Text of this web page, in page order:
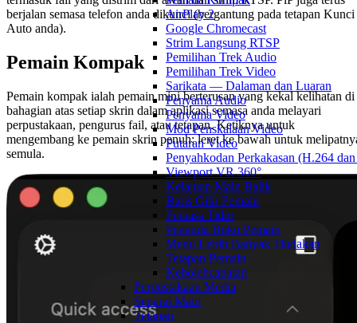
AirPlay 2
Google Chromecast
Strim Langsung RTSP
Pemilihan Trek Audio
Pemilihan Trek Video
Sarikata — Dalaman dan Luaran
Penyama Audio
Penyama Video
Mod Penskalaan Video
Putaran Video
Penyahkodan Perkakasan (H.264
Viewport VR 360°
Kelajuan Main Balik
Baris Gilir Pemain
Pemasa Tidur
Penanda Buku Pemain
Menu Lebih Banyak Tindakan
Tetapan Pemain
Kebolehcapaian
Perpustakaan Media
Senarai Main
Tetapan
berjalan semasa telefon anda dikunci (bergantung pada tetapan Kunci
Auto anda).
Pemain Kompak
Pemain kompak ialah pemain mini berterusan yang kekal kelihatan di
bahagian atas setiap skrin dalam aplikasi semasa anda melayari
perpustakaan, pengurus fail, atau tetapan. Ketiknya untuk
mengembang ke pemain skrin penuh; leret ke bawah untuk
semula.